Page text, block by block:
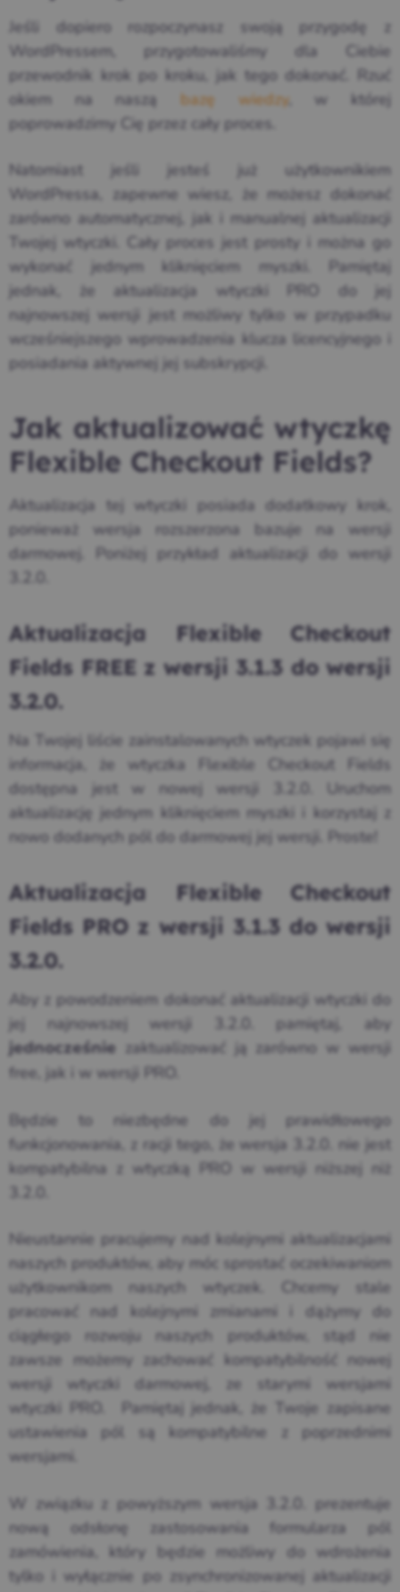
Jeśli dopiero rozpoczynasz swoją przygodę z
WordPressem, przygotowaliśmy dla Ciebie
przewodnik krok po kroku, jak tego dokonać. Rzuć
okiem na naszą bazę wiedzy, w której
poprowadzimy Cię przez cały proces.
Natomiast jeśli jesteś już użytkownikiem
WordPressa, zapewne wiesz, że możesz dokonać
zarówno automatycznej, jak i manualnej aktualizacji
Twojej wtyczki. Cały proces jest prosty i można go
wykonać jednym kliknięciem myszki. Pamiętaj
jednak, że aktualizacja wtyczki PRO do jej
najnowszej wersji jest możliwy tylko w przypadku
wcześniejszego wprowadzenia klucza licencyjnego i
posiadania aktywnej jej subskrypcji.
Jak aktualizować wtyczkę
Flexible Checkout Fields?
Aktualizacja tej wtyczki posiada dodatkowy krok,
ponieważ wersja rozszerzona bazuje na wersji
darmowej. Poniżej przykład aktualizacji do wersji
Aktualizacja Flexible Checkout
Fields FREE z wersji 3.1.3 do wersji
3.2.0.
Na Twojej liście zainstalowanych wtyczek pojawi się
informacja, że wtyczka Flexible Checkout Fields
dostępna jest w nowej wersji 3.2.0. Uruchom
aktualizację jednym kliknięciem myszki i korzystaj z
nowo dodanych pól do darmowej jej wersji. Proste!
Aktualizacja Flexible Checkout
Fields PRO z wersji 3.1.3 do wersji
3.2.0.
Aby z powodzeniem dokonać aktualizacji wtyczki do
jej najnowszej wersji 3.2.0. pamiętaj, aby
jednocześnie
zaktualizować ją zarówno w wersji
free, jak i w wersji PRO.
Będzie to niezbędne do jej prawidłowego
funkcjonowania, z racji tego, że wersja 3.2.0. nie jest
kompatybilna z wtyczką PRO w wersji niższej niż
Nieustannie pracujemy nad kolejnymi aktualizacjami
naszych produktów, aby móc sprostać oczekiwaniom
użytkownikom naszych wtyczek. Chcemy stale
pracować nad kolejnymi zmianami i dążymy do
ciągłego rozwoju naszych produktów, stąd nie
zawsze możemy zachować kompatybilność nowej
wersji wtyczki darmowej, ze starymi wersjami
wtyczki PRO. Pamiętaj jednak, że Twoje zapisane
ustawienia pól są kompatybilne z poprzednimi
wersjami.
W związku z powyższym wersja 3.2.0. prezentuje
nową odsłonę zastosowania formularza pól
zamówienia, który będzie możliwy do wdrożenia
tylko i wyłącznie po zsynchronizowanej aktualizacji